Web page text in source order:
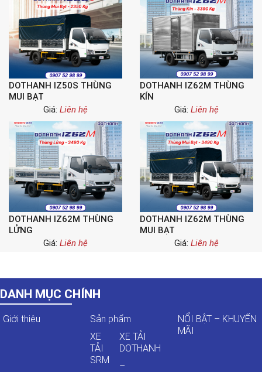
DOTHANH IZ50S THÙNG
MUI BẠT
Giá: Liên hệ
DOTHANH IZ62M THÙNG
KÍN
Giá: Liên hệ
DOTHANH IZ62M THÙNG
LỬNG
Giá: Liên hệ
DOTHANH IZ62M THÙNG
MUI BẠT
Giá: Liên hệ
DANH MỤC CHÍNH
Giới thiệu
Sản phẩm
XE
TẢI
SRM
XE TẢI
DOTHANH
–
NỔI BẬT – KHUYẾN
MÃI